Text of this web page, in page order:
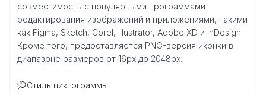
совместимость с популярными программами
редактирования изображений и приложениями, такими
как Figma, Sketch, Corel, Illustrator, Adobe XD и InDesign.
Кроме того, предоставляется PNG-версия иконки в
диапазоне размеров от 16px до 2048px.
Стиль пиктограммы